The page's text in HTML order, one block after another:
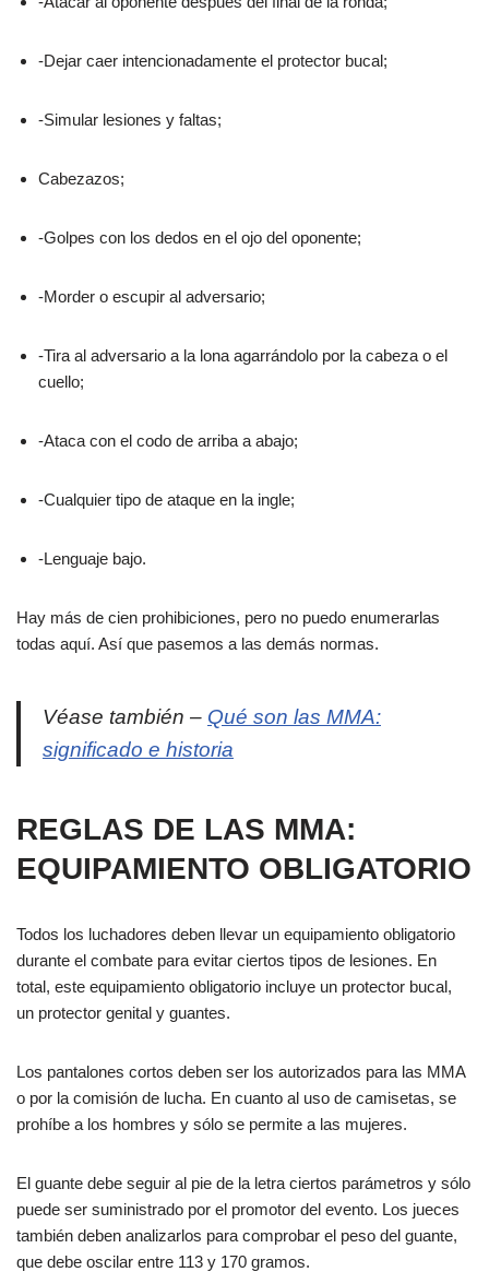
-Dejar caer intencionadamente el protector bucal;
-Simular lesiones y faltas;
Cabezazos;
-Golpes con los dedos en el ojo del oponente;
-Morder o escupir al adversario;
-Tira al adversario a la lona agarrándolo por la cabeza o el
cuello;
-Ataca con el codo de arriba a abajo;
-Cualquier tipo de ataque en la ingle;
-Lenguaje bajo.
Hay más de cien prohibiciones, pero no puedo enumerarlas
todas aquí. Así que pasemos a las demás normas.
Véase también – Qué son las MMA:
significado e historia
REGLAS DE LAS MMA:
EQUIPAMIENTO OBLIGATORIO
Todos los luchadores deben llevar un equipamiento obligatorio
durante el combate para evitar ciertos tipos de lesiones. En
total, este equipamiento obligatorio incluye un protector bucal,
un protector genital y guantes.
Los pantalones cortos deben ser los autorizados para las MMA
o por la comisión de lucha. En cuanto al uso de camisetas, se
prohíbe a los hombres y sólo se permite a las mujeres.
El guante debe seguir al pie de la letra ciertos parámetros y sólo
puede ser suministrado por el promotor del evento. Los jueces
también deben analizarlos para comprobar el peso del guante,
que debe oscilar entre 113 y 170 gramos.